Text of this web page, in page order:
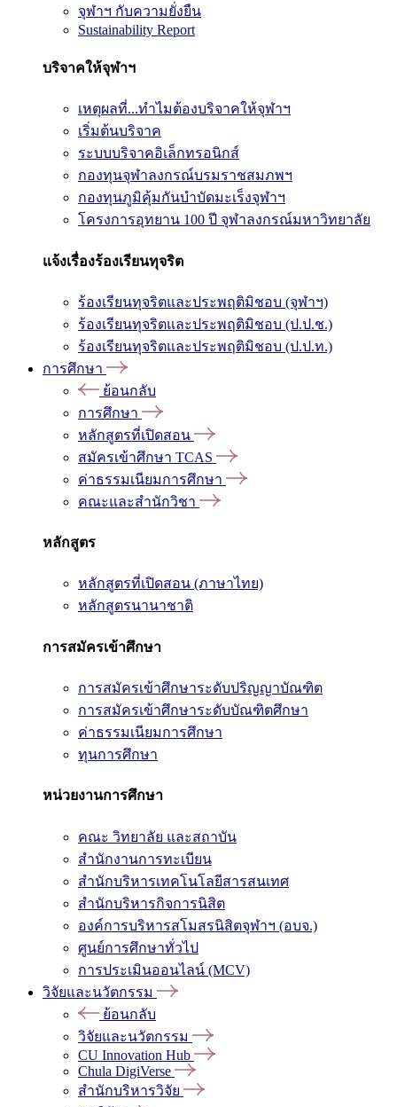
จุฬาฯ กับความยั่งยืน
Sustainability Report
บริจาคให้จุฬาฯ
เหตุผลที่...ทำไมต้องบริจาคให้จุฬาฯ
เริ่มต้นบริจาค
ระบบบริจาคอิเล็กทรอนิกส์
กองทุนจุฬาลงกรณ์บรมราชสมภพฯ
กองทุนภูมิคุ้มกันบำบัดมะเร็งจุฬาฯ
โครงการอุทยาน 100 ปี จุฬาลงกรณ์มหาวิทยาลัย
แจ้งเรื่องร้องเรียนทุจริต
ร้องเรียนทุจริตและประพฤติมิชอบ (จุฬาฯ)
ร้องเรียนทุจริตและประพฤติมิชอบ (ป.ป.ช.)
ร้องเรียนทุจริตและประพฤติมิชอบ (ป.ป.ท.)
การศึกษา
ย้อนกลับ
การศึกษา
หลักสูตรที่เปิดสอน
สมัครเข้าศึกษา TCAS
ค่าธรรมเนียมการศึกษา
คณะและสำนักวิชา
หลักสูตร
หลักสูตรที่เปิดสอน (ภาษาไทย)
หลักสูตรนานาชาติ
การสมัครเข้าศึกษา
การสมัครเข้าศึกษาระดับปริญญาบัณฑิต
การสมัครเข้าศึกษาระดับบัณฑิตศึกษา
ค่าธรรมเนียมการศึกษา
ทุนการศึกษา
หน่วยงานการศึกษา
คณะ วิทยาลัย และสถาบัน
สำนักงานการทะเบียน
สำนักบริหารเทคโนโลยีสารสนเทศ
สำนักบริหารกิจการนิสิต
องค์การบริหารสโมสรนิสิตจุฬาฯ (อบจ.)
ศูนย์การศึกษาทั่วไป
การประเมินออนไลน์ (MCV)
วิจัยและนวัตกรรม
ย้อนกลับ
วิจัยและนวัตกรรม
CU Innovation Hub
Chula DigiVerse
สำนักบริหารวิจัย